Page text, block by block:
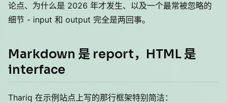
论点、为什么是 2026 年才发生、以及一个最常被忽略的
细节 - input 和 output 完全是两回事。
Markdown 是 report，HTML 是
interface
Thariq 在示例站点上写的那行框架特别简洁：